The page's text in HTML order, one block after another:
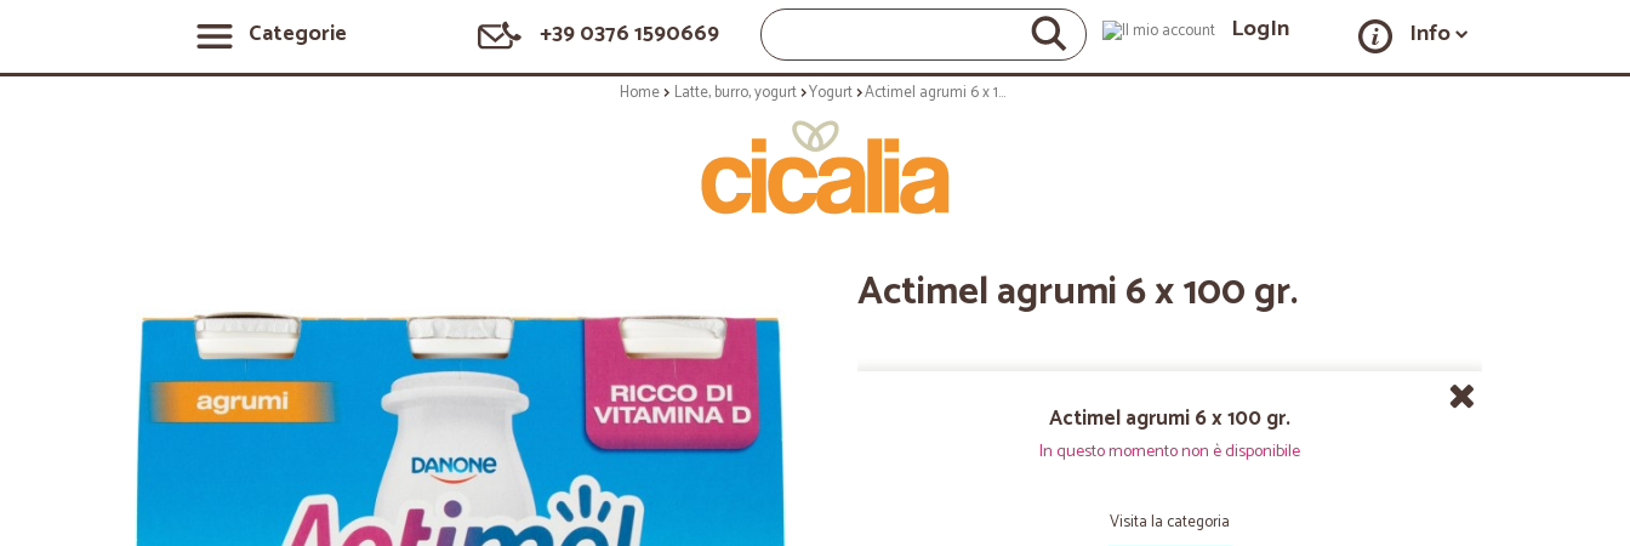
Categorie +39 0376 1590669 LogIn Info
Home Latte, burro, yogurt Yogurt Actimel agrumi 6 x 100 gr.
Actimel agrumi 6 x 100 gr.
Actimel agrumi 6 x 100 gr.
In questo momento non è disponibile
Visita la categoria